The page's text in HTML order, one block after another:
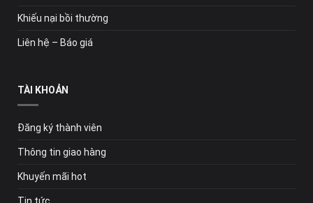
Khiếu nại bồi thường
Liên hệ – Báo giá
TÀI KHOẢN
Đăng ký thành viên
Thông tin giao hàng
Khuyến mãi hot